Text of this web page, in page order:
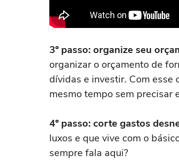
3º passo: organize seu
organizar o orçamento de
dívidas e investir. Com esse
mesmo tempo sem precisar
4º passo: corte gastos
luxos e que vive com o
sempre fala aqui?